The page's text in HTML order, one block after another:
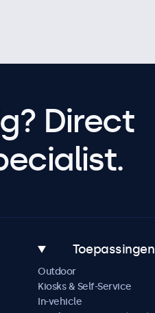
Direct
Toepassingen
Outdoor
Kiosks & Self-Service
In-vehicle